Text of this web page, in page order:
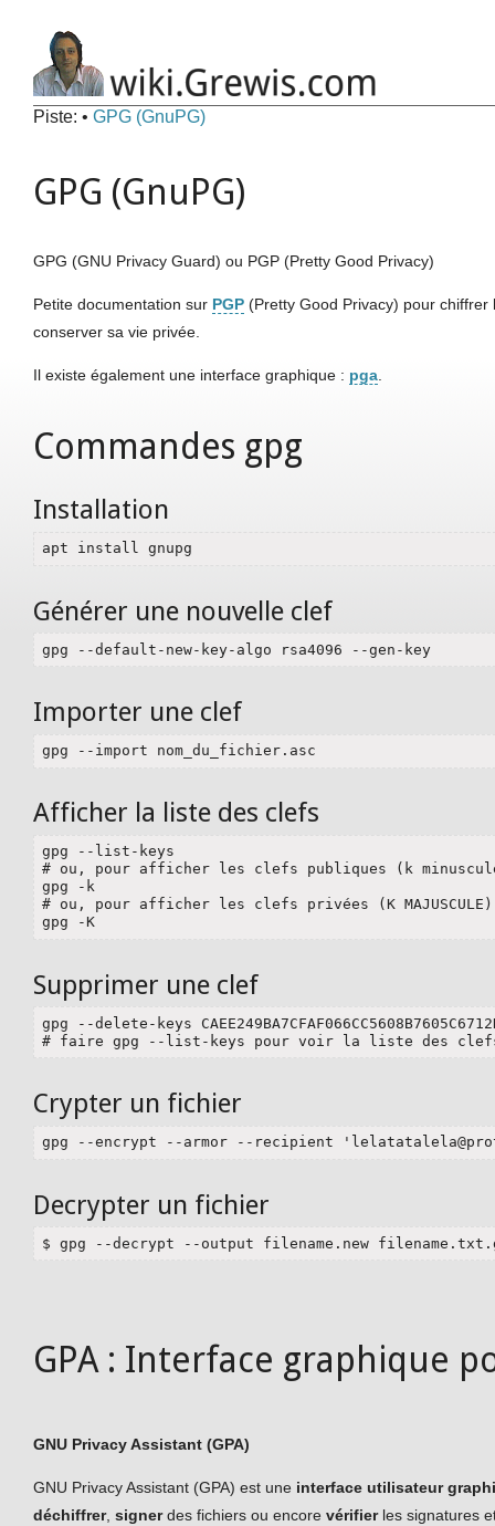
Piste: • GPG (GnuPG)
GPG (GnuPG)
GPG (GNU Privacy Guard) ou PGP (Pretty Good Privacy)
Petite documentation sur PGP (Pretty Good Privacy) pour
conserver sa vie privée.
Il existe également une interface graphique : pga
Commandes gpg
Installation
apt install gnupg
Générer une nouvelle clef
gpg --default-new-key-algo rsa4096 --gen-key
Importer une clef
gpg --import nom_du_fichier.asc
Afficher la liste des clefs
gpg --list-keys
# ou, pour afficher les clefs publiques (k
gpg -k
# ou, pour afficher les clefs privées (K
gpg -K
Supprimer une clef
gpg --delete-keys
# faire gpg --list-keys pour voir la liste des
Crypter un fichier
gpg --encrypt --armor --recipient '
Decrypter un fichier
$ gpg --decrypt --output filename.new
GPA : Interface graphique
GNU Privacy Assistant (GPA)
GNU Privacy Assistant (GPA) est une interface utilisateur
déchiffrer, signerdes fichiers ou encore vérifierles signatures